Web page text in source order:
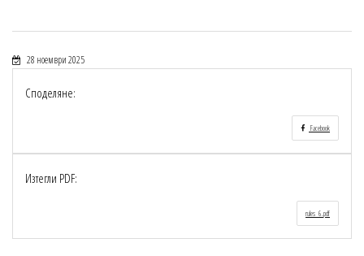
28 ноември 2025
Споделяне:
Facebook
Изтегли PDF:
rules_6.pdf